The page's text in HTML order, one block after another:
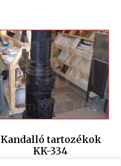
Kandalló tartozékok
KK-334